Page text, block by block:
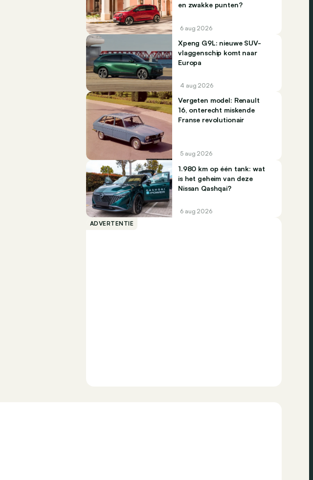
en zwakke punten?
6 aug 2026
Xpeng G9L: nieuwe SUV-
vlaggenschip komt naar
Europa
4 aug 2026
Vergeten model: Renault
16, onterecht miskende
Franse revolutionair
5 aug 2026
1.980 km op één tank: wat
is het geheim van deze
Nissan Qashqai?
6 aug 2026
ADVERTENTIE